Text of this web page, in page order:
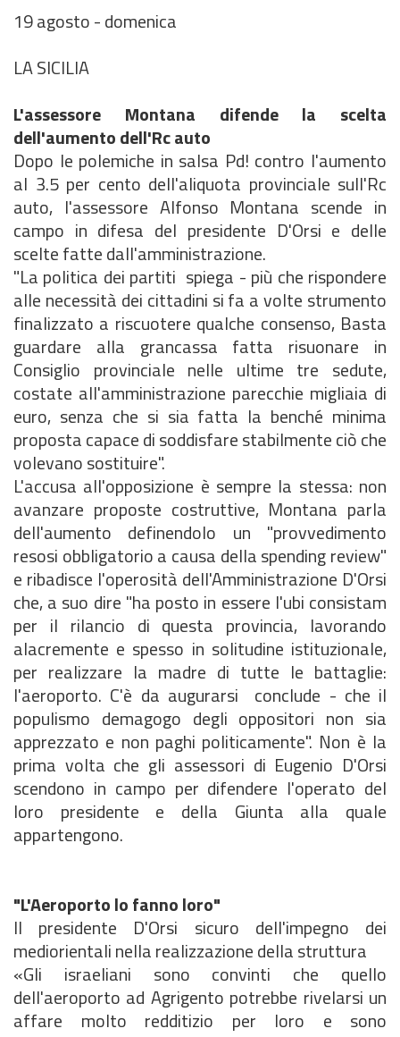
19 agosto - domenica
LA SICILIA
L'assessore Montana difende la scelta
dell'aumento dell'Rc auto
Dopo le polemiche in salsa Pd! contro l'aumento
al 3.5 per cento dell'aliquota provinciale sull'Rc
auto, l'assessore Alfonso Montana scende in
campo in difesa del presidente D'Orsi e delle
scelte fatte dall'amministrazione.
"La politica dei partiti  spiega - più che rispondere
alle necessità dei cittadini si fa a volte strumento
finalizzato a riscuotere qualche consenso, Basta
guardare alla grancassa fatta risuonare in
Consiglio provinciale nelle ultime tre sedute,
costate all'amministrazione parecchie migliaia di
euro, senza che si sia fatta la benché minima
proposta capace di soddisfare stabilmente ciò che
volevano sostituire".
L'accusa all'opposizione è sempre la stessa: non
avanzare proposte costruttive, Montana parla
dell'aumento definendolo un "provvedimento
resosi obbligatorio a causa della spending review"
e ribadisce l'operosità dell'Amministrazione D'Orsi
che, a suo dire "ha posto in essere l'ubi consistam
per il rilancio di questa provincia, lavorando
alacremente e spesso in solitudine istituzionale,
per realizzare la madre di tutte le battaglie:
l'aeroporto. C'è da augurarsi  conclude - che il
populismo demagogo degli oppositori non sia
apprezzato e non paghi politicamente". Non è la
prima volta che gli assessori di Eugenio D'Orsi
scendono in campo per difendere l'operato del
loro presidente e della Giunta alla quale
appartengono.
"L'Aeroporto lo fanno loro"
Il presidente D'Orsi sicuro dell'impegno dei
mediorientali nella realizzazione della struttura
«Gli israeliani sono convinti che quello
dell'aeroporto ad Agrigento potrebbe rivelarsi un
affare molto redditizio per loro e sono